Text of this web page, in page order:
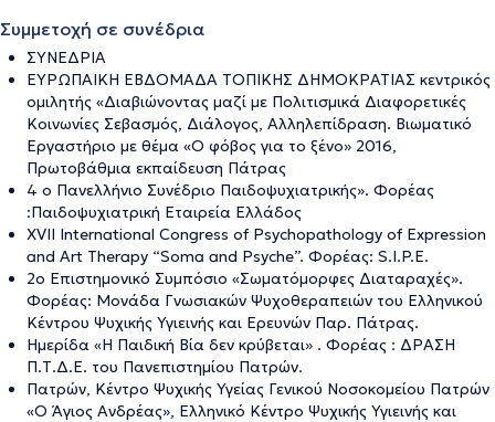
Συμμετοχή σε συνέδρια
ΣΥΝΕΔΡΙΑ
EΥΡΩΠΑΙΚΗ ΕΒΔΟΜΑΔΑ ΤΟΠΙΚΗΣ ΔΗΜΟΚΡΑΤΙΑΣ κεντρικός
ομιλητής «Διαβιώνοντας μαζί με Πολιτισμικά Διαφορετικές
Κοινωνίες Σεβασμός, Διάλογος, Αλληλεπίδραση. Βιωματικό
Εργαστήριο με θέμα «Ο φόβος για το ξένο» 2016,
Πρωτοβάθμια εκπαίδευση Πάτρας
4 ο Πανελλήνιο Συνέδριο Παιδοψυχιατρικής». Φορέας
:Παιδοψυχιατρική Εταιρεία Ελλάδος
XVII International Congress of Psychopathology of Expression
and Art Therapy “Soma and Psyche”. Φορέας: S.I.P.E.
2o Επιστημονικό Συμπόσιο «Σωματόμορφες Διαταραχές».
Φορέας: Μονάδα Γνωσιακών Ψυχοθεραπειών του Ελληνικού
Κέντρου Ψυχικής Υγιεινής και Ερευνών Παρ. Πάτρας.
Ημερίδα «Η Παιδική Βία δεν κρύβεται» . Φορέας : ΔΡΑΣΗ
Π.Τ.Δ.Ε. του Πανεπιστημίου Πατρών.
Πατρών, Κέντρο Ψυχικής Υγείας Γενικού Νοσοκομείου Πατρών
«Ο Άγιος Ανδρέας», Ελληνικό Κέντρο Ψυχικής Υγιεινής και